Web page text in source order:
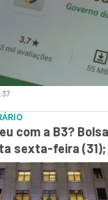
com a B3?
sexta-feira (31);